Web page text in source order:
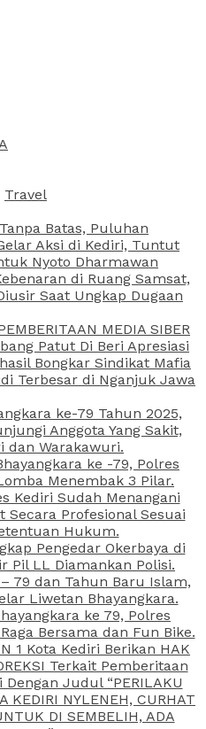
Travel
Batas, Puluhan
Aksi di Kediri, Tuntut
Nyoto Dharmawan
di Ruang Samsat,
Saat Ungkap Dugaan
MEDIA SIBER
Patut Di Beri Apresiasi
Bongkar Sindikat Mafia
Terbesar di Nganjuk Jawa
ke-79 Tahun 2025,
Anggota Yang Sakit,
dan Warakawuri.
ke -79, Polres
Menembak 3 Pilar.
Kediri Sudah Menangani
Secara Profesional Sesuai
Hukum.
Pengedar Okerbaya di
Pil LL Diamankan Polisi.
79 dan Tahun Baru Islam,
Liwetan Bhayangkara.
ke 79, Polres
Bersama dan Fun Bike.
1 Kota Kediri Berikan HAK
Terkait Pemberitaan
Judul “PERILAKU
KEDIRI NYLENEH, CURHAT
DI SEMBELIH, ADA